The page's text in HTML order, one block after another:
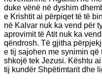
duke vënë në dyshim
e Krishtit ai përpiqet të të
në Kalvar nuk ka vend për
aprovimit të Atit nuk ka
qëndrosh. Të gjitha
e tij sajohen me synimin
shkojë tek Jezusi. Kështu
tij kundër Shpëtimtarit dhe